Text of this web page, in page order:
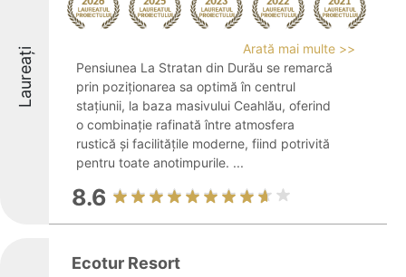
Laureați
Arată mai multe >>
Pensiunea La Stratan din Durău se remarcă
prin poziționarea sa optimă în centrul
stațiunii, la baza masivului Ceahlău, oferind
o combinație rafinată între atmosfera
rustică și facilitățile moderne, fiind potrivită
pentru toate anotimpurile. ...
8.6
Ecotur Resort